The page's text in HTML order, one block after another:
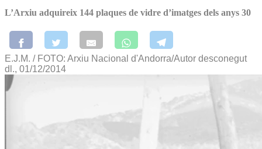
L’Arxiu adquireix 144 plaques de vidre d’imatges dels anys 30
E.J.M. / FOTO: Arxiu Nacional d'Andorra/Autor desconegut
dl., 01/12/2014